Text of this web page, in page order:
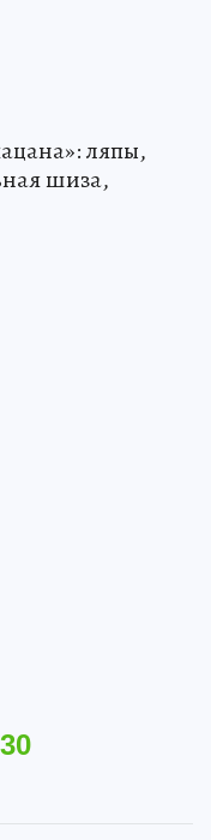
ляпы,
шиза,
30